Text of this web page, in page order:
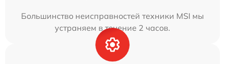
Большинство неисправностей техники MSI мы
устраняем в течение 2 часов.